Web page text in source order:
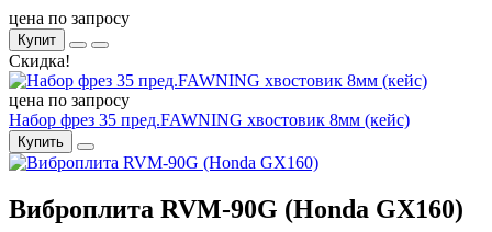
цена по запросу
Купит
Скидка!
цена по запросу
Набор фрез 35 пред.FAWNING хвостовик 8мм (кейс)
Купить
Виброплита RVM-90G (Honda GX160)